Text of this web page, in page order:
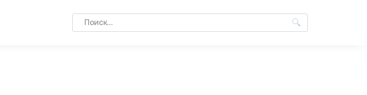
Search
for: